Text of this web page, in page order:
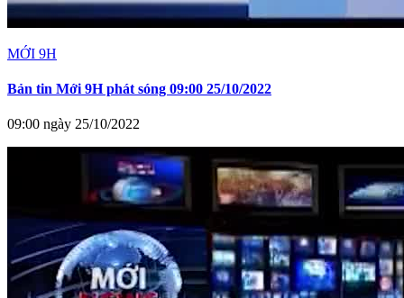
MỚI 9H
Bản tin Mới 9H phát sóng 09:00 25/10/2022
09:00 ngày 25/10/2022